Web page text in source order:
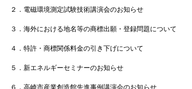
２．電磁環境測定試験技術講演会のお知らせ
３．海外における地名等の商標出願・登録問題について
４．特許・商標関係料金の引き下げについて
５．新エネルギーセミナーのお知らせ
６．高崎市産業創造館先進事例講演会のお知らせ